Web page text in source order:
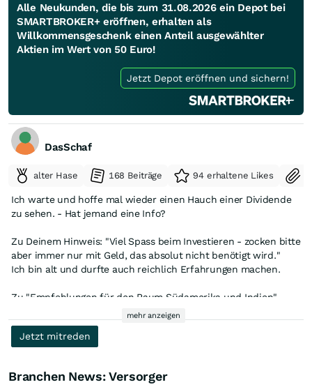
Alle Neukunden, die bis zum 31.08.2026 ein Depot bei
SMARTBROKER+ eröffnen, erhalten als
Willkommensgeschenk einen Anteil ausgewählter
Aktien im Wert von 50 Euro!
Jetzt Depot eröffnen und sichern!
DasSchaf
alter Hase 168 Beiträge 94 erhaltene Likes
Ich warte und hoffe mal wieder einen Hauch einer Dividende
zu sehen. - Hat jemand eine Info?
Zu Deinem Hinweis: "Viel Spass beim Investieren - zocken bitte
aber immer nur mit Geld, das absolut nicht benötigt wird."
Ich bin alt und durfte auch reichlich Erfahrungen machen.
Zu "Empfehlungen für den Raum Südamerika und Indien"
Hierbei geht es in erster Linie um "Streuung" - Bin hier nur
sehr gering investiert!
Bin in GB gut und anteilmäßig hoch investiert und ich weis
mehr anzeigen
Jetzt mitreden
Branchen News: Versorger